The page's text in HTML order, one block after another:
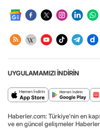
UYGULAMAMIZI İNDİRİN
Haberler.com: Türkiye’nin en
ve en güncel gelişmeler